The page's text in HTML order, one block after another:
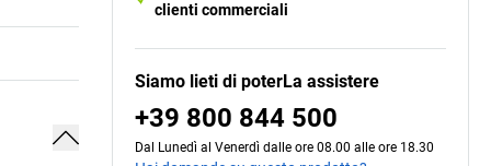
clienti commerciali
Siamo lieti di poterLa assistere
+39 800 844 500
Dal Lunedì al Venerdì dalle ore 08.00 alle ore 18.30